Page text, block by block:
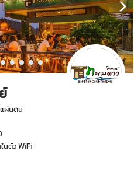
ผ่นดิน
นตัว WiFi